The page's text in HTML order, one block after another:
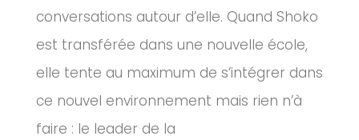
conversations autour d’elle. Quand Shoko
est transférée dans une nouvelle école,
elle tente au maximum de s’intégrer dans
ce nouvel environnement mais rien n’à
faire : le leader de la